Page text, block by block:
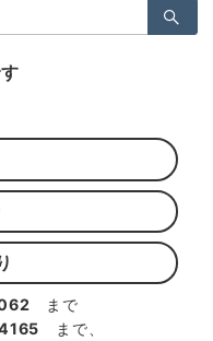
まで
まで、